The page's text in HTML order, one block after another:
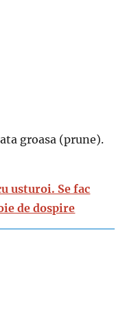
groasa (prune).
usturoi. Se fac
de dospire